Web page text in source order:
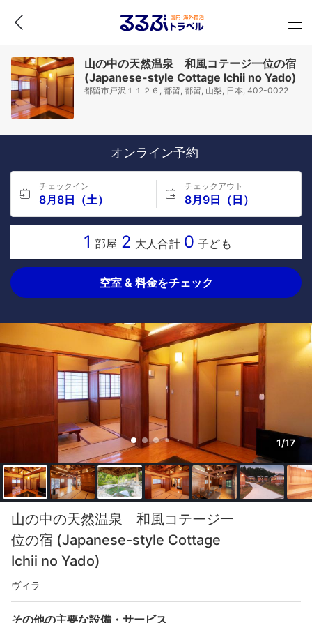
山の中の天然温泉 和風コテージ一位の宿
(Japanese-style Cottage Ichii no Yado)
都留市戸沢１１２６, 都留, 都留, 山梨, 日本, 402-0022
オンライン予約
チェックイン
8月8日（土）
チェックアウト
8月9日（日）
1 部屋 2 大人合計 0 子ども
空室 & 料金をチェック
1/17
山の中の天然温泉 和風コテージ一
位の宿 (Japanese-style Cottage
Ichii no Yado)
ヴィラ
その他の主要な設備・サービス